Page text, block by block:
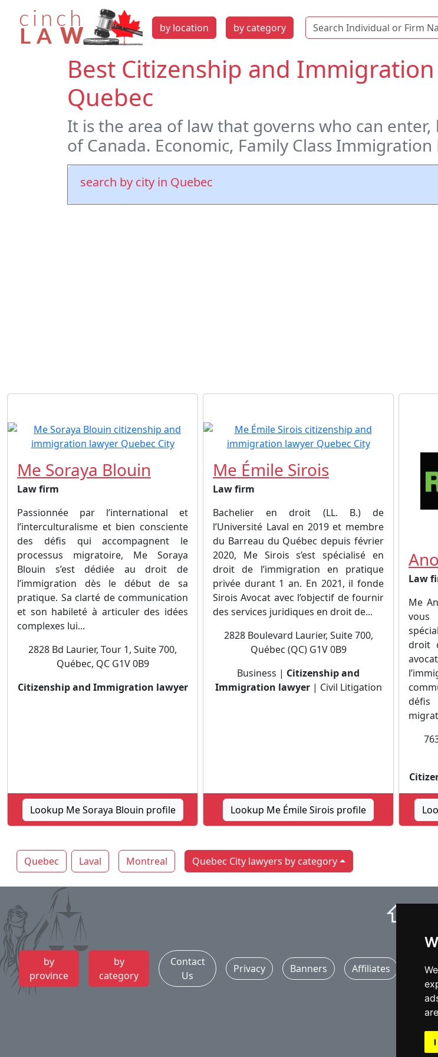
I
by location by category Name
Best Citizenship and
Quebec
It is the area of law that governs who can
of Canada. Economic, Family Class
search by city in Quebec
Me Soraya Blouin
Law firm
Passionnée par l’international et
l’interculturalisme et bien consciente
des défis qui accompagnent le
processus migratoire, Me Soraya
Blouin s’est dédiée au droit de
l’immigration dès le début de sa
pratique. Sa clarté de communication
et son habileté à articuler des idées
complexes lui...
2828 Bd Laurier, Tour 1, Suite 700,
Québec, QC G1V 0B9
Citizenship and Immigration lawyer
Lookup Me Soraya Blouin profile
Me Émile Sirois
Law firm
Bachelier en droit (LL. B.) de
l’Université Laval en 2019 et membre
du Barreau du Québec depuis février
2020, Me Sirois s’est spécialisé en
droit de l’immigration en pratique
privée durant 1 an. En 2021, il fonde
Sirois Avocat avec l’objectif de fournir
des services juridiques en droit de...
2828 Boulevard Laurier, Suite 700,
Québec (QC) G1V 0B9
Business | Citizenship and
Immigration lawyer| Civil Litigation
Lookup Me Émile Sirois profile
Law
Me
vous
droit
défis
Quebec Laval Montreal Quebec City lawyers by category
⇧
by
province
by
category
Contact
Us
Privacy Banners Affiliates